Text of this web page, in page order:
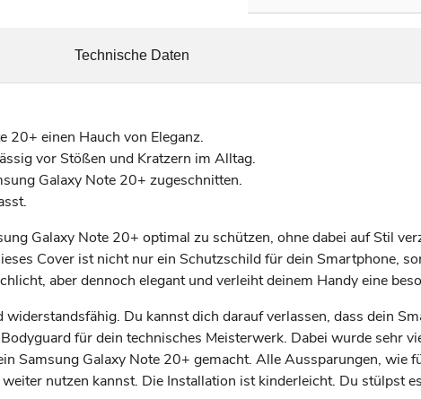
20+ einen Hauch von Eleganz.
vor Stößen und Kratzern im Alltag.
Galaxy Note 20+ zugeschnitten.
Galaxy Note 20+ optimal zu schützen, ohne dabei auf Stil
Cover ist nicht nur ein Schutzschild für dein Smartphone,
aber dennoch elegant und verleiht deinem Handy eine
Du kannst dich darauf verlassen, dass dein
für dein technisches Meisterwerk. Dabei wurde sehr
Samsung Galaxy Note 20+ gemacht. Alle Aussparungen, wie
nutzen kannst. Die Installation ist kinderleicht. Du stülpst
Technische Daten